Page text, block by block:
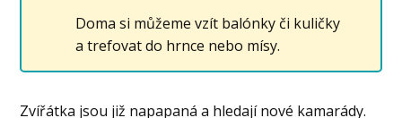
Doma si můžeme vzít balónky či kuličky
a trefovat do hrnce nebo mísy.
Zvířátka jsou již napapaná a hledají nové kamarády.